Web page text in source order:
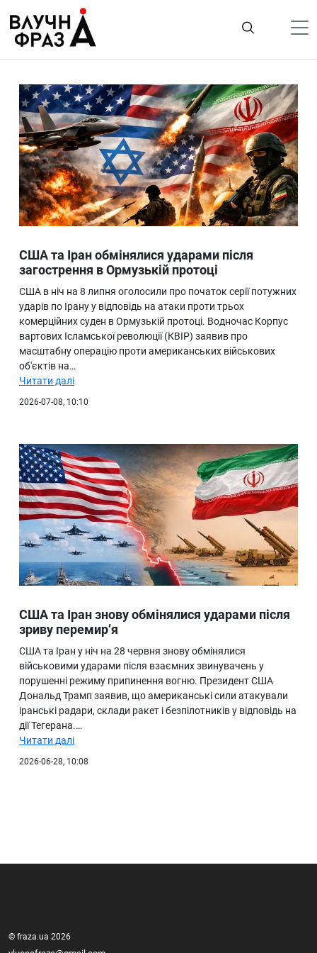
содержимому
Гроші
Життя
Лайфстайл
ТехноНаука
Людина
Ukraine
Про нас
США та Іран обмінялися ударами після
загострення в Ормузькій протоці
США в ніч на 8 липня оголосили про початок серії потужних
ударів по Ірану у відповідь на атаки проти трьох
комерційних суден в Ормузькій протоці. Водночас Корпус
вартових Ісламської революції (КВІР) заявив про
масштабну операцію проти американських військових
об'єктів на…
Читати далі
2026-07-08, 10:10
США та Іран знову обмінялися ударами після
зриву перемир’я
США та Іран у ніч на 28 червня знову обмінялися
військовими ударами після взаємних звинувачень у
порушенні режиму припинення вогню. Президент США
Дональд Трамп заявив, що американські сили атакували
іранські радари, склади ракет і безпілотників у відповідь на
дії Тегерана.…
Читати далі
2026-06-28, 10:08
© fraza.ua 2026